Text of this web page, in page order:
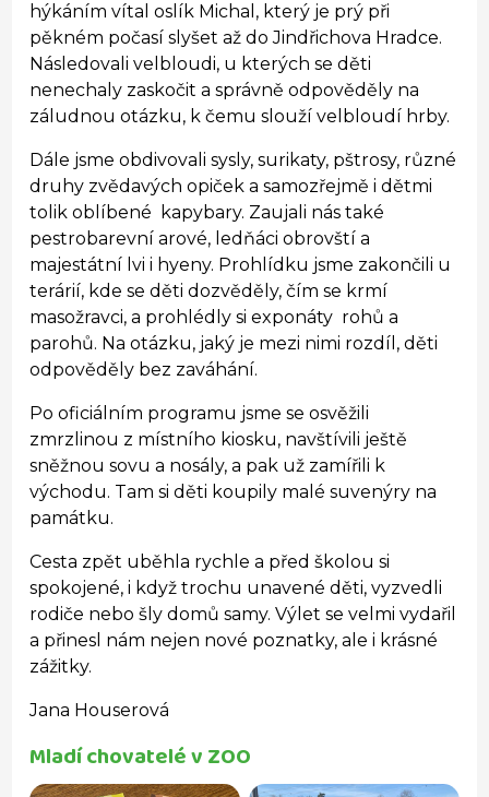
hýkáním vítal oslík Michal, který je prý při
pěkném počasí slyšet až do Jindřichova Hradce.
Následovali velbloudi, u kterých se děti
nenechaly zaskočit a správně odpověděly na
záludnou otázku, k čemu slouží velbloudí hrby.
Dále jsme obdivovali sysly, surikaty, pštrosy, různé
druhy zvědavých opiček a samozřejmě i dětmi
tolik oblíbené kapybary. Zaujali nás také
pestrobarevní arové, ledňáci obrovští a
majestátní lvi i hyeny. Prohlídku jsme zakončili u
terárií, kde se děti dozvěděly, čím se krmí
masožravci, a prohlédly si exponáty rohů a
parohů. Na otázku, jaký je mezi nimi rozdíl, děti
odpověděly bez zaváhání.
Po oficiálním programu jsme se osvěžili
zmrzlinou z místního kiosku, navštívili ještě
sněžnou sovu a nosály, a pak už zamířili k
východu. Tam si děti koupily malé suvenýry na
památku.
Cesta zpět uběhla rychle a před školou si
spokojené, i když trochu unavené děti, vyzvedli
rodiče nebo šly domů samy. Výlet se velmi vydařil
a přinesl nám nejen nové poznatky, ale i krásné
zážitky.
Jana Houserová
Mladí chovatelé v ZOO